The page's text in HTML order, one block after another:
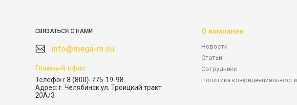
СВЯЗАТЬСЯ С НАМИ
info@mega-m.su
Главный офис
Телефон: 8 (800)-775-19-98
Адрес: г. Челябинск ул. Троицкий тракт
20А/3
О компании
Новости
Статьи
Сотрудники
Политика конфиденциальности